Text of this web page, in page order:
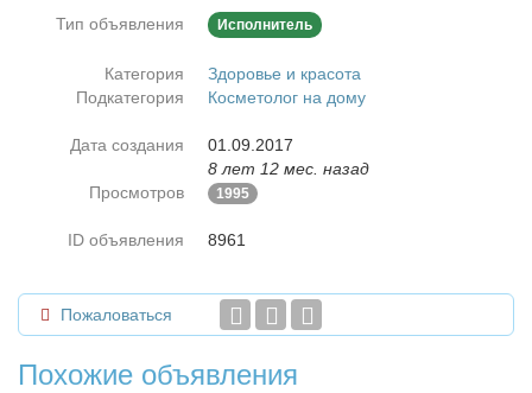
Тип объявления Исполнитель
Категория
Здоровье и красота
Подкатегория
Косметолог на дому
Дата создания
01.09.2017
8 лет 12 мес. назад
Просмотров
1995
ID объявления 8961
Пожаловаться
Похожие объявления